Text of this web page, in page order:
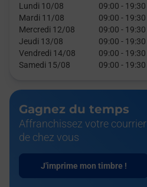
Lundi 10/08
09:00 - 19:30
Mardi 11/08
09:00 - 19:30
Mercredi 12/08
09:00 - 19:30
Jeudi 13/08
09:00 - 19:30
Vendredi 14/08
09:00 - 19:30
Samedi 15/08
09:00 - 19:30
Gagnez du temps
Affranchissez votre courrier
de chez vous
J'imprime mon timbre !